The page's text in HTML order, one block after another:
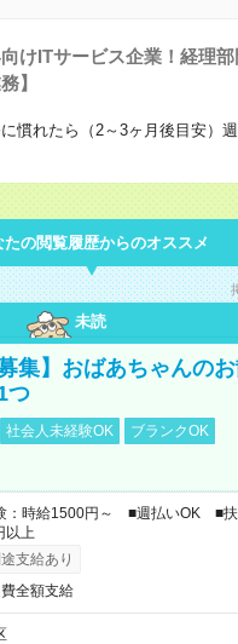
向けITサービス企業！経理
】
に慣れたら（2～3ヶ月後目安）
たの閲覧履歴からのオススメ
未読
集】おばあちゃんの
つ
社会人未経験OK
ブランクOK
：時給1500円～ ■週払いOK ■
以上
支給あり
全額支給